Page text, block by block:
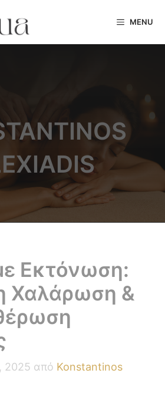
MENU
Εκτόνωση:
Χαλάρωση &
2025 από Konstantinos